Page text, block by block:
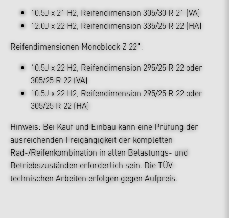
10.5J x 21 H2, Reifendimension 305/30 R 21 (VA)
12.0J x 22 H2, Reifendimension 335/25 R 22 (HA)
Reifendimensionen Monoblock Z 22":
10.5J x 22 H2, Reifendimension 295/25 R 22 oder
305/25 R 22 (VA)
10.5J x 22 H2, Reifendimension 295/25 R 22 oder
305/25 R 22 (HA)
Hinweis: Bei Kauf und Einbau kann eine Prüfung der
ausreichenden Freigängigkeit der kompletten
Rad-/Reifenkombination in allen Belastungs- und
Betriebszuständen erforderlich sein. Die TÜV-
technischen Arbeiten erfolgen gegen Aufpreis.